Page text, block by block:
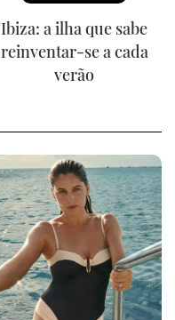
Ibiza: a ilha que sabe
reinventar-se a cada
verão